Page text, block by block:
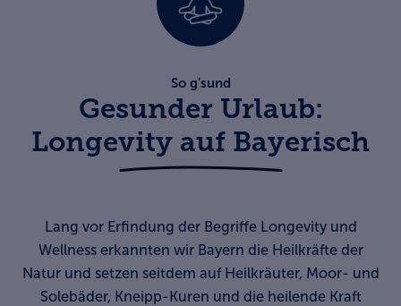
So g'sund
Gesunder Urlaub:
Longevity auf Bayerisch
Lang vor Erfindung der Begriffe Longevity und
Wellness erkannten wir Bayern die Heilkräfte der
Natur und setzen seitdem auf Heilkräuter, Moor- und
Solebäder, Kneipp-Kuren und die heilende Kraft